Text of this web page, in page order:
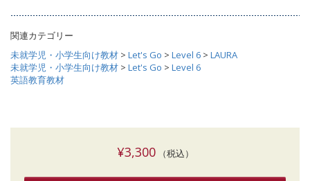
関連カテゴリー
未就学児・小学生向け教材 > Let's Go > Level 6 > LAURA
未就学児・小学生向け教材 > Let's Go > Level 6
英語教育教材
¥3,300（税込）